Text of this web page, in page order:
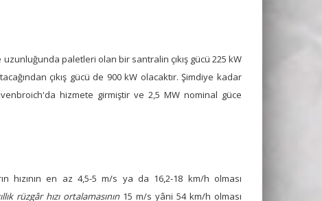
paletleri olan bir santralin çıkış gücü 225 kW
çıkış gücü de 900 kW olacaktır. Şimdiye kadar
hizmete girmiştir ve 2,5 MW nominal güce
hızının en az 4,5-5 m/s ya da 16,2-18 km/h olması
rüzgâr hızı ortalamasının15 m/s yâni 54 km/h olması